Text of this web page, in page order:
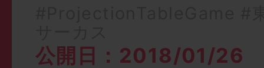
公開日：2018/01/26